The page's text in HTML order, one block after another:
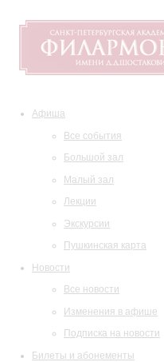
Афиша
Все события
Большой зал
Малый зал
Лекции
Экскурсии
Пушкинская карта
Новости
Все новости
Изменения в афише
Подписка на новости
Билеты и абонементы